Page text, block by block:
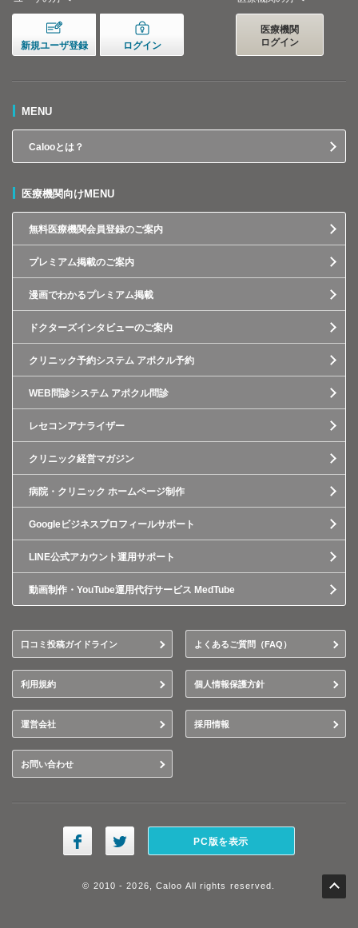
新規ユーザ登録 ログイン
医療機関
ログイン
MENU
Calooとは？
医療機関向けMENU
無料医療機関会員登録のご案内
プレミアム掲載のご案内
漫画でわかるプレミアム掲載
ドクターズインタビューのご案内
クリニック予約システム アポクル予約
WEB問診システム アポクル問診
レセコンアナライザー
クリニック経営マガジン
病院・クリニック ホームページ制作
Googleビジネスプロフィールサポート
LINE公式アカウント運用サポート
動画制作・YouTube運用代行サービス MedTube
口コミ投稿ガイドライン よくあるご質問（FAQ）
利用規約 個人情報保護方針
運営会社 採用情報
お問い合わせ
PC版を表示
© 2010 - 2026, Caloo All rights reserved.